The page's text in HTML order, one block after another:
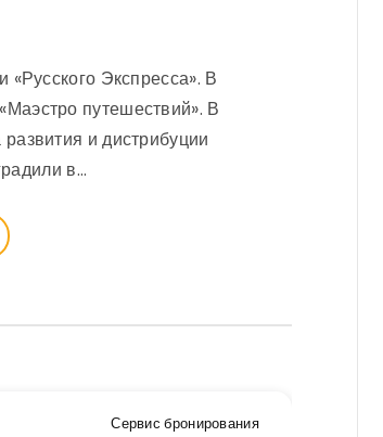
Экспресса». В
путешествий». В
и дистрибуции
в…
Сервис бронирования